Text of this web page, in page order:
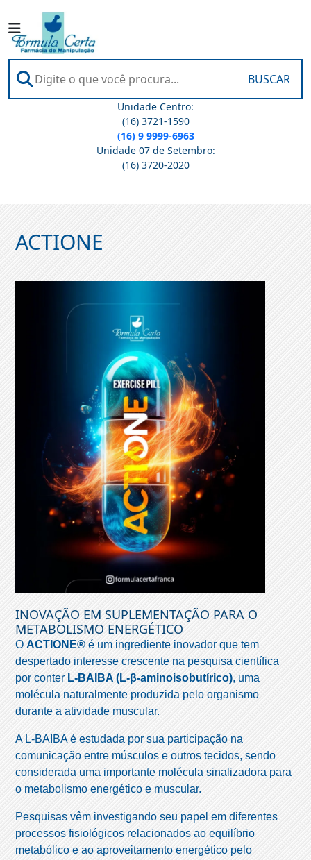
BUSCAR
Unidade Centro:
(16) 3721-1590
(16) 9 9999-6963
Unidade 07 de Setembro:
(16) 3720-2020
ACTIONE
INOVAÇÃO EM SUPLEMENTAÇÃO PARA O
METABOLISMO ENERGÉTICO
O ACTIONE® é um ingrediente inovador que tem
despertado interesse crescente na pesquisa científica
por conter L-BAIBA (L-β-aminoisobutírico), uma
molécula naturalmente produzida pelo organismo
durante a atividade muscular.
A L-BAIBA é estudada por sua participação na
comunicação entre músculos e outros tecidos, sendo
considerada uma importante molécula sinalizadora para
o metabolismo energético e muscular.
Pesquisas vêm investigando seu papel em diferentes
processos fisiológicos relacionados ao equilíbrio
metabólico e ao aproveitamento energético pelo